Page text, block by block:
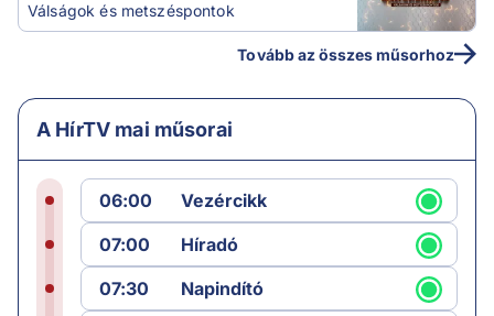
Válságok és metszéspontok
Tovább az összes műsorhoz
A HírTV mai műsorai
06:00
Vezércikk
07:00
Híradó
07:30
Napindító